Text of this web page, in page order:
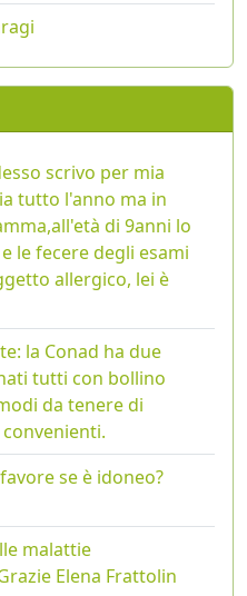
scrivo per mia
tutto l'anno ma in
di 9anni lo
le fecere degli esami
allergico, lei è
la Conad ha due
tutti con bollino
da tenere di
se è idoneo?
malattie
Elena Frattolin